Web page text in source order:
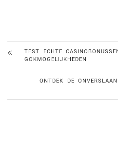
TEST ECHTE
GOKMOGELIJKHEDEN
ONTDEK DE